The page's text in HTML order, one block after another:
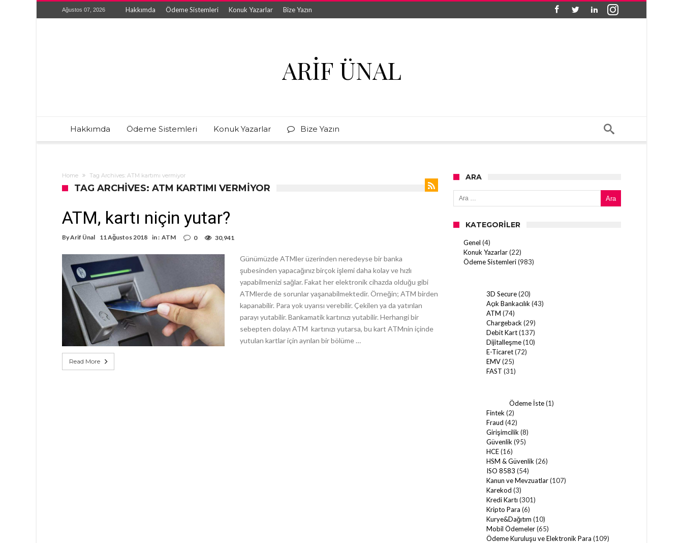
Ağustos 07, 2026 Hakkımda Ödeme Sistemleri Konuk Yazarlar Bize Yazın
ARIF ÜNAL
Hakkımda Ödeme Sistemleri Konuk Yazarlar Bize Yazın
Home Tag Archives: ATM kartımı vermiyor
TAG ARCHIVES: ATM KARTIMI VERMIYOR
ATM, kartı niçin yutar?
ByArif Ünal 11 Ağustos 2018 in : ATM 0 30,941
Günümüzde ATMler üzerinden neredeyse bir banka
şubesinden yapacağınız birçok işlemi daha kolay ve hızlı
yapabilmenizi sağlar. Fakat her elektronik cihazda olduğu gibi
ATMlerde de sorunlar yaşanabilmektedir. Örneğin; ATM birden
kapanabilir. Para yok uyarısı verebilir. Çekilen ya da yatırılan
parayı yutabilir. Bankamatik kartınızı yutabilir. Herhangi bir
sebepten dolayı ATM kartınızı yutarsa, bu kart ATMnin içinde
yutulan kartlar için ayrılan bir bölüme …
Read More
ARA
Arama:
KATEGORILER
Genel (4)
Konuk Yazarlar(22)
Ödeme Sistemleri(983)
3D Secure(20)
Açık Bankacılık (43)
ATM (74)
Chargeback (29)
Debit Kart(137)
Dijitalleşme(10)
E-Ticaret(72)
EMV(25)
FAST (31)
Ödeme İste(1)
Fintek (2)
Fraud (42)
Girişimcilik (8)
Güvenlik (95)
HCE(16)
HSM & Güvenlik (26)
ISO 8583 (54)
Kanun ve Mevzuatlar(107)
Karekod (3)
Kredi Kartı (301)
Kripto Para (6)
Kurye&Dağıtım (10)
Mobil Ödemeler(65)
Ödeme Kuruluşu ve Elektronik Para (109)